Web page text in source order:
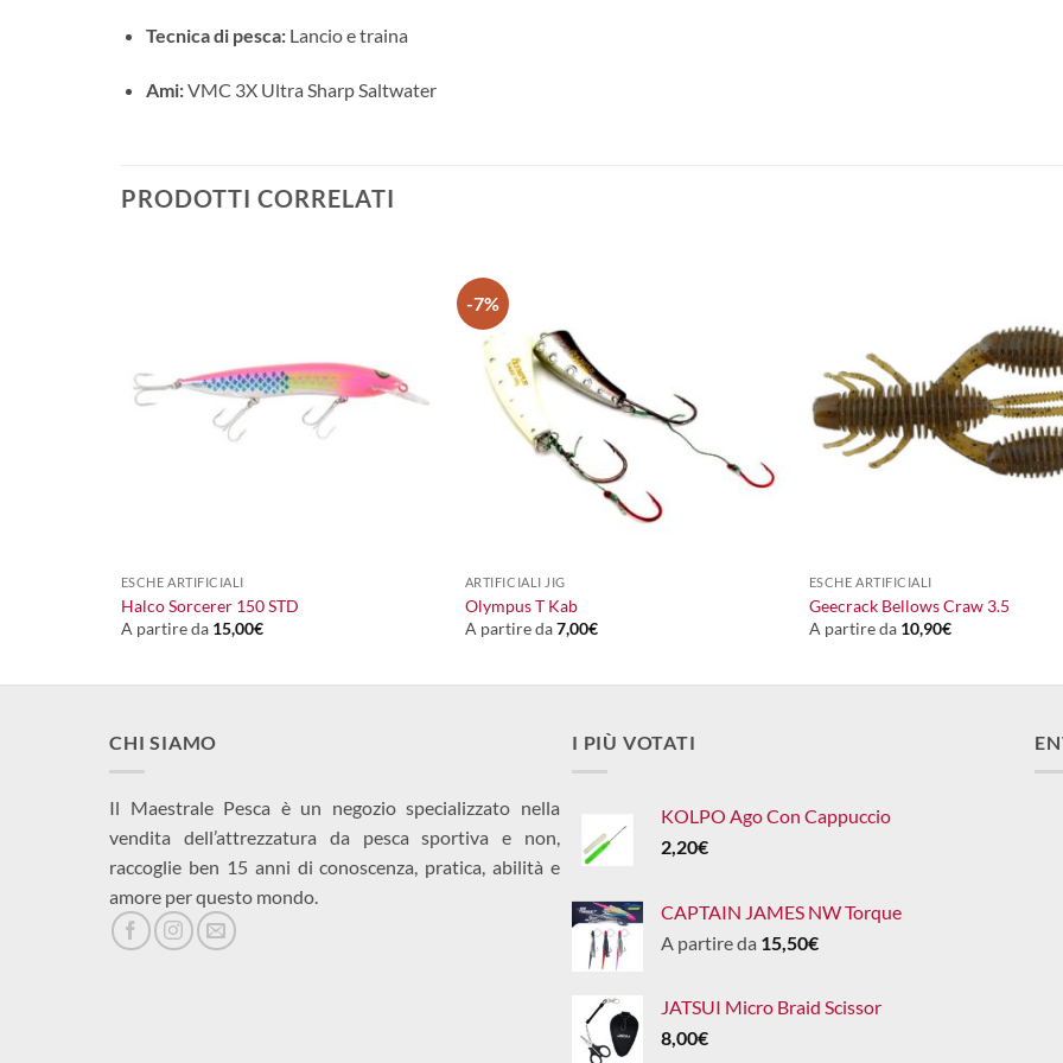
Tecnica di pesca:Lancio e traina
Ami:VMC 3X Ultra Sharp Saltwater
PRODOTTI CORRELATI
ESCHE ARTIFICIALI
Halco Sorcerer 150 STD
A partire da 15,00€
-7%
ARTIFICIALI JIG
Olympus T Kab
A partire da7,00€
ESCHE ARTIFICIALI
Geecrack Bellows Craw 3.5
A partire da 10,90€
CHI SIAMO
Il Maestrale Pesca è un negozio specializzato nella
vendita dell’attrezzatura da pesca sportiva e non,
raccoglie ben 15 anni di conoscenza, pratica, abilità e
amore per questo mondo.
I PIÙ VOTATI
KOLPO Ago Con Cappuccio
2,20€
CAPTAIN JAMES NW Torque
A partire da 15,50€
JATSUI Micro Braid Scissor
8,00€